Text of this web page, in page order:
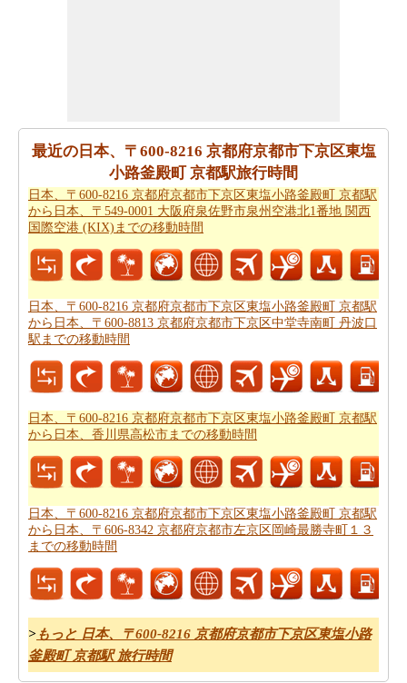
都市下京区東塩小路釜殿町 京都駅から日本、香川県高松
市までの飛行距離 確認してください。
日本、〒600-8216 京都府京都市下京区東塩小路釜殿町 京
都駅から日本、香川県高松市までの旅行する方法につい
あなたはいつも道路で旅行中に多くの時間を費やすこと
はできません。あなたは飛行機で行く方が良いかもしれ
ません。
日本、〒600-8216 京都府京都市下京区東塩小路
釜殿町 京都駅から日本、香川県高松市までの飛行時間
もらいます。
新しい場所に行くの後、あなたの目的地へのルートを知
ることが重要です。場合はルートを認識していません、
あなたは日本、〒600-8216 京都府京都市下京区東塩小路
釜殿町 京都駅から日本、香川県高松市までの道路ルート
プラン をチェックすることができます。
燃料費は、道路の旅行を計画する際に考慮すべきもう一
つの重要な要因であります。
都市下京区東塩小路釜殿町 京都駅から日本、香川県高松
市までの旅行の費用
をしたいですか。
最近の日本、〒600-8216 京都府京都市下京区東塩
小路釜殿町 京都駅旅行時間
日本、〒600-8216 京都府京都市下京区東塩小路釜殿町 京都駅
から日本、〒549-0001 大阪府泉佐野市泉州空港北1番地 関西
国際空港 (KIX)までの移動時間
日本、〒600-8216 京都府京都市下京区東塩小路釜殿町 京都駅
から日本、〒600-8813 京都府京都市下京区中堂寺南町 丹波口
駅までの移動時間
日本、〒600-8216 京都府京都市下京区東塩小路釜殿町 京都駅
から日本、香川県高松市までの移動時間
日本、〒600-8216 京都府京都市下京区東塩小路釜殿町 京都駅
から日本、〒606-8342 京都府京都市左京区岡崎最勝寺町１３
までの移動時間
> もっと 日本、〒600-8216 京都府京都市下京区東塩小路
釜殿町 京都駅 旅行時間